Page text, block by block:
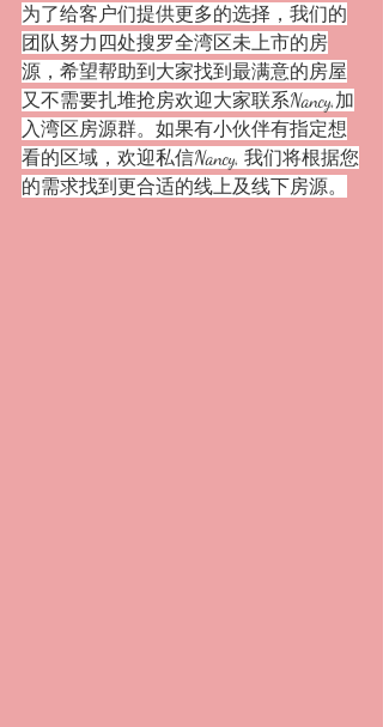
为了给客户们提供更多的选择，我们的
团队努力四处搜罗全湾区未上市的房
源，希望帮助到大家找到最满意的房屋
又不需要扎堆抢房欢迎大家联系Nancy,加
入湾区房源群。如果有小伙伴有指定想
看的区域，欢迎私信Nancy, 我们将根据您
的需求找到更合适的线上及线下房源。